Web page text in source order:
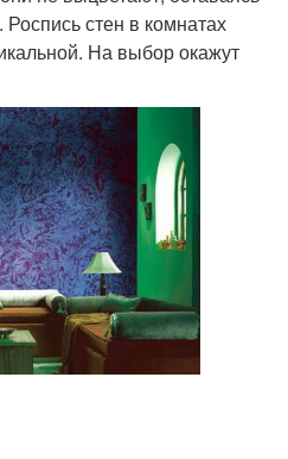
стен в комнатах
На выбор окажут